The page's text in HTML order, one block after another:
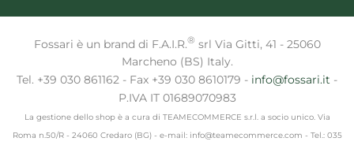
Fossari è un brand di F.A.I.R.® srl Via Gitti, 41 - 25060
Marcheno (BS) Italy.
Tel. +39 030 861162 - Fax +39 030 8610179 - info@fossari.it -
P.IVA IT 01689070983
La gestione dello shop è a cura di TEAMECOMMERCE s.r.l. a socio unico. Via
Roma n.50/R - 24060 Credaro (BG) - e-mail: info@teamecommerce.com - Tel.: 035